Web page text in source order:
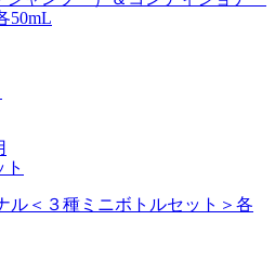
50mL
ル＜３種ミニボトルセット＞各